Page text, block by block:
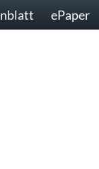
ePaper